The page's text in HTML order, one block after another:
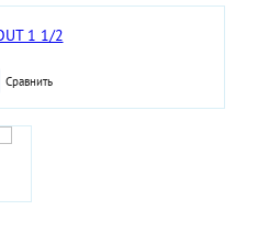
Сравнить